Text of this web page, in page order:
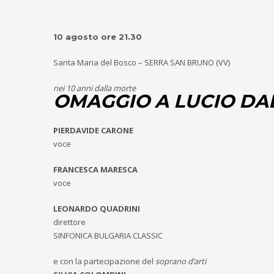
10 agosto ore 21.30
Santa Maria del Bosco – SERRA SAN BRUNO (VV)
nei 10 anni dalla morte
OMAGGIO A LUCIO
PIERDAVIDE CARONE
voce
FRANCESCA MARESCA
voce
LEONARDO QUADRINI
direttore
SINFONICA BULGARIA CLASSIC
e con la partecipazione del soprano d’arti